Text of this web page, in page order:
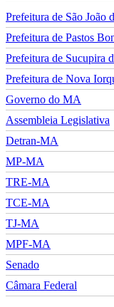
Prefeitura de São João
Prefeitura de Pastos
Prefeitura de Sucupira
Prefeitura de Nova
Governo do MA
Assembleia Legislativa
Detran-MA
MP-MA
TRE-MA
TCE-MA
TJ-MA
MPF-MA
Senado
Câmara Federal